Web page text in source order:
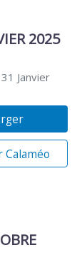
2025
Janvier